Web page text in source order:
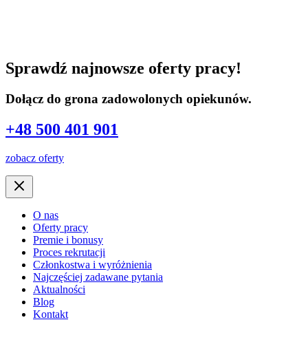
Sprawdź najnowsze oferty pracy!
Dołącz do grona zadowolonych opiekunów.
+48 500 401 901
zobacz oferty
O nas
Oferty pracy
Premie i bonusy
Proces rekrutacji
Członkostwa i wyróżnienia
Najczęściej zadawane pytania
Aktualności
Blog
Kontakt